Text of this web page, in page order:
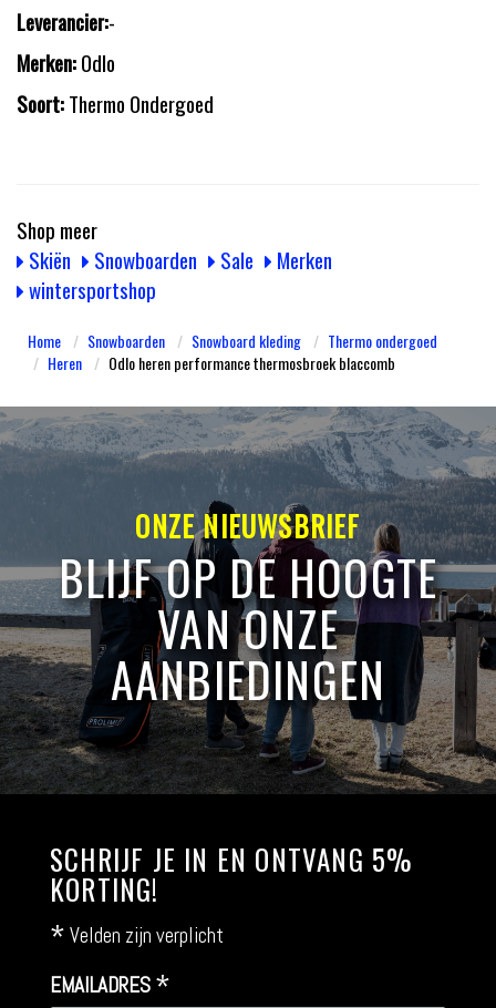
Leverancier:-
Merken:Odlo
Soort:Thermo Ondergoed
Shop meer
Skiën
Snowboarden Sale
Merken
wintersportshop
Home Snowboarden Snowboard kleding
Thermo ondergoed
Heren
Odlo heren performance thermosbroek blaccomb
ONZE NIEUWSBRIEF
BLIJF OP DE HOOGTE
VAN ONZE
AANBIEDINGEN
SCHRIJF JE IN EN ONTVANG 5%
KORTING!
* Velden zijn verplicht
EMAILADRES *